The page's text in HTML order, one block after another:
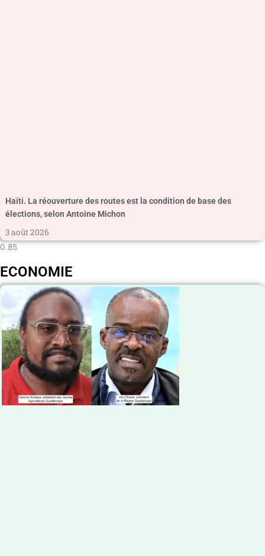
Haïti. La réouverture des routes est la condition de base des
élections, selon Antoine Michon
3 août 2026
ECONOMIE